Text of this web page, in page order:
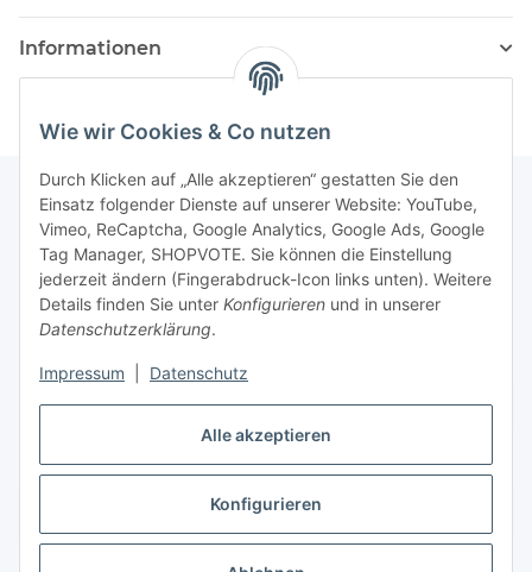
Alle akzeptieren
Konfigurieren
Wie wir Cookies & Co nutzen
Durch Klicken auf „Alle akzeptieren“ gestatten Sie den
Einsatz folgender Dienste auf unserer Website: YouTube,
Vimeo, ReCaptcha, Google Analytics, Google Ads, Google
Tag Manager, SHOPVOTE. Sie können die Einstellung
jederzeit ändern (Fingerabdruck-Icon links unten). Weitere
Details finden Sie unter Konfigurieren und in unserer
Datenschutzerklärung.
Impressum Datenschutz
Informationen
Newsletter Abonnieren
Bitte senden Sie mir entsprechend Ihrer
Datenschutzerklärungregelmäßig und jederzeit widerruflich
Abonnieren
Newsletter Abonnieren
Vertrag widerrufen